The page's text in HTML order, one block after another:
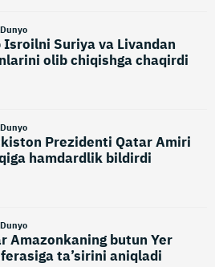
Dunyo
Isroilni Suriya va Livandan
olib chiqishga chaqirdi
Dunyo
Prezidenti Qatar Amiri
hamdardlik bildirdi
Dunyo
Amazonkaning butun Yer
ta’sirini aniqladi